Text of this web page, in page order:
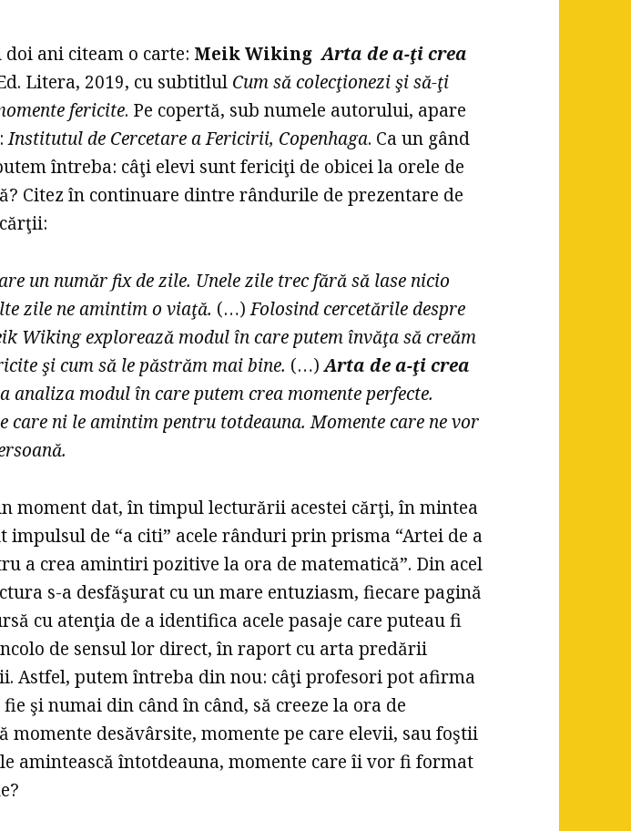
ani citeam o carte: Meik Wiking Arta de a-ţi crea
Litera, 2019, cu subtitlul Cum să colecţionezi şi să-ţi
fericite. Pe copertă, sub numele autorului, apare
Institutul de Cercetare a Fericirii, Copenhaga. Ca un gând
întreba: câţi elevi sunt fericiţi de obicei la orele de
Citez în continuare dintre rândurile de prezentare de
un număr fix de zile. Unele zile trec fără să lase nicio
zile ne amintim o viaţă. (…)Folosind cercetările despre
Wiking explorează modul în care putem învăţa să creăm
şi cum să le păstrăm mai bine. (…)Arta de a-ţi crea
analiza modul în care putem crea momente perfecte.
care ni le amintim pentru totdeauna. Momente care ne vor
moment dat, în timpul lecturării acestei cărţi, în mintea
impulsul de “a citi” acele rânduri prin prisma “Artei de a
a crea amintiri pozitive la ora de matematică”. Din acel
s-a desfăşurat cu un mare entuziasm, fiecare pagină
cu atenţia de a identifica acele pasaje care puteau fi
de sensul lor direct, în raport cu arta predării
Astfel, putem întreba din nou: câţi profesori pot afirma
fie şi numai din când în când, să creeze la ora de
momente desăvârsite, momente pe care elevii, sau foştii
amintească întotdeauna, momente care îi vor fi format